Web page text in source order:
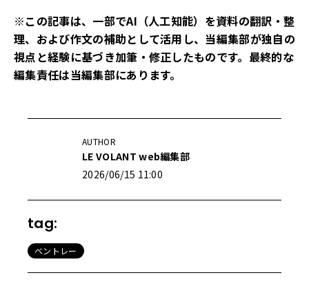
※この記事は、一部でAI（人工知能）を資料の翻訳・整
理、および作文の補助として活用し、当編集部が独自の
視点と経験に基づき加筆・修正したものです。最終的な
編集責任は当編集部にあります。
AUTHOR
LE VOLANT web編集部
2026/06/15 11:00
tag:
ベントレー